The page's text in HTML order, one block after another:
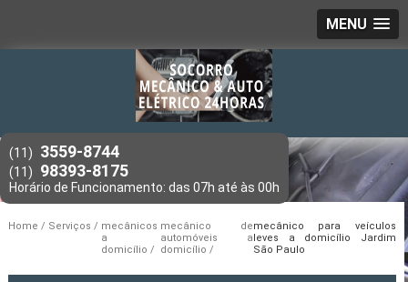
MENU
(11) 3559-8744
(11) 98393-8175
Home Serviços
mecânicos
a
domicílio
mecânico de
automóveis a
domicílio
mecânico para veículos
leves a domicílio Jardim
São Paulo